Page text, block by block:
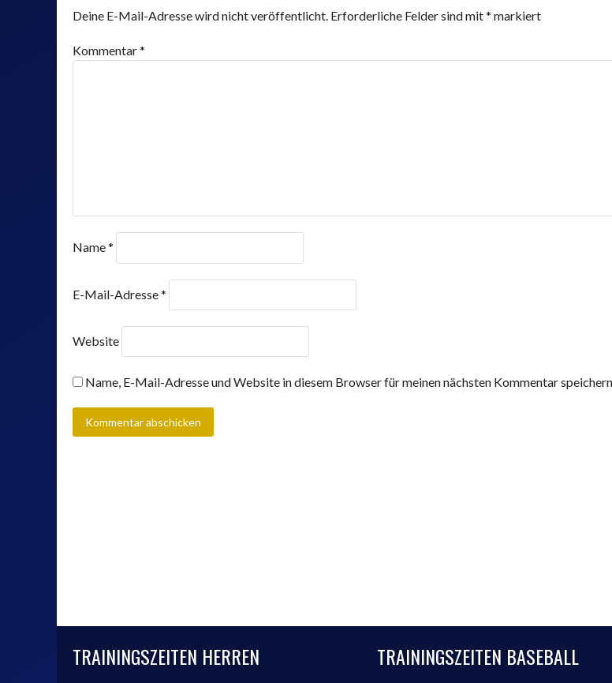
Deine E-Mail-Adresse wird nicht veröffentlicht. Erforderliche Felder sind mit* markiert
Kommentar*
Name*
E-Mail-Adresse*
Website
Name, E-Mail-Adresse und Website in diesem Browser für meinen nächsten Kommentar speichern.
SPARKASSE JENA-
DRK JENA-EISENBERG-
TRAININGSZEITEN HERREN TRAININGSZEITEN BASEBALL